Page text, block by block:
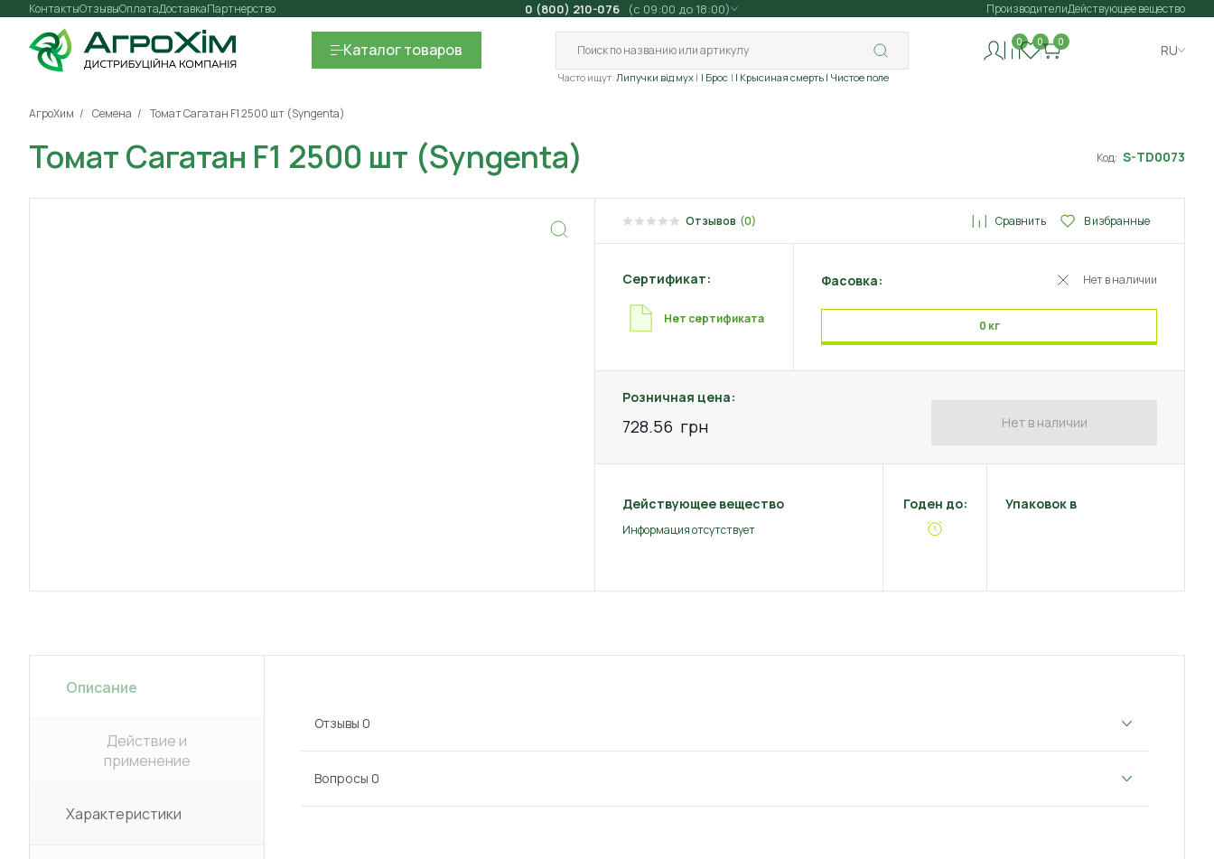
Контакты Оплата
Отзывы ДоставкаПартнерство 0 (800) 210-076 (с 09:00 до 18:00) ПроизводителиДействующее вещество
Каталогтоваров
Часто ищут: Липучки від мух | Брос | Крысиная смерть | Чистое поле
0 0 0
RU
АгроХим Семена Томат Сагатан F1 2500 шт (Syngenta)
Томат Сагатан F1 2500 шт (Syngenta) Код: S-TD0073
Отзывов (0) Сравнить В избранные
Сертификат:
Нет сертификата
Фасовка: Нет в наличии
0 кг
Розничная цена:
728.56 грн Нет в наличии
Действующее вещество
Информация отсутствует
Годен до: Упаковок в
Описание
Действие и
применение
Характеристики
Отзывы 0
Вопросы 0